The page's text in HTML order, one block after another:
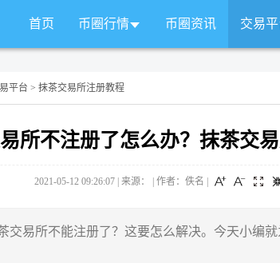
首页 币圈行情 币圈资讯 交易
平台 > 抹茶交易所注册教程
所不注册了怎么办？抹茶交
2021-05-12 09:26:07 | 来源： | 作者：佚名
交易所不能注册了？这要怎么解决。今天小编